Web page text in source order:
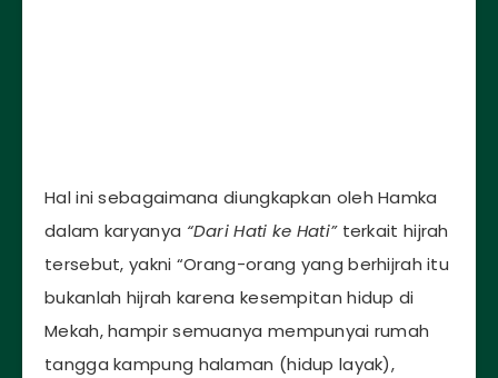
Hal ini sebagaimana diungkapkan oleh Hamka
dalam karyanya “Dari Hati ke Hati” terkait hijrah
tersebut, yakni “Orang-orang yang berhijrah itu
bukanlah hijrah karena kesempitan hidup di
Mekah, hampir semuanya mempunyai rumah
tangga kampung halaman (hidup layak),